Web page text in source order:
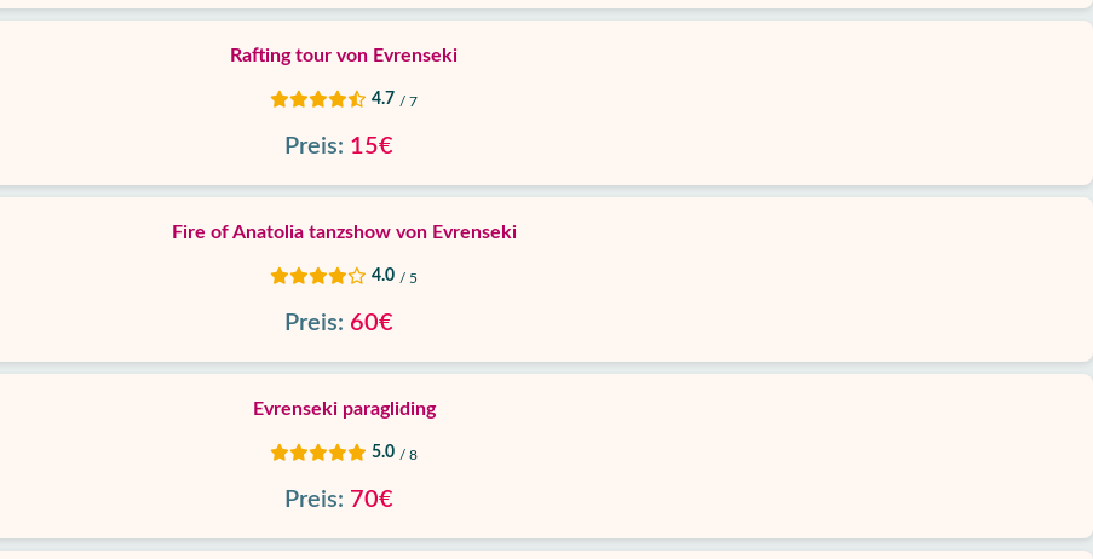
Rafting tour von Evrenseki
4.7 / 7
Preis: 15€
Fire of Anatolia tanzshow von Evrenseki
4.0 / 5
Preis: 60€
Evrenseki paragliding
5.0 / 8
Preis: 70€